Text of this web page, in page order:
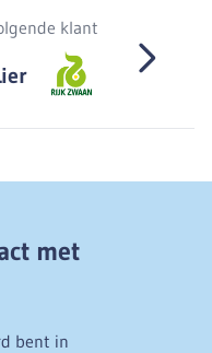
klant
met
bent in